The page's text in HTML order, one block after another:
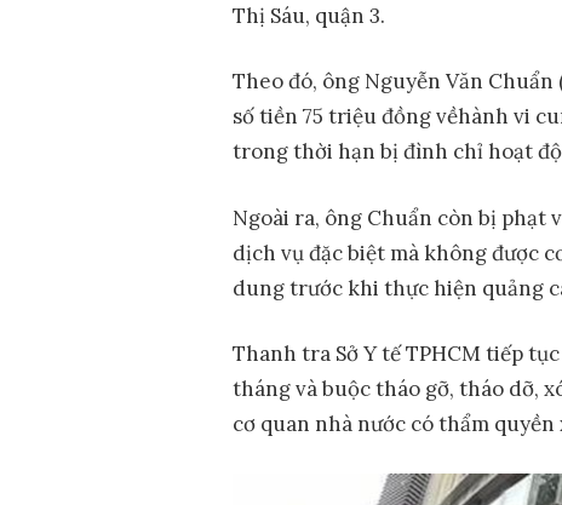
Thị Sáu, quận 3.
Theo đó, ông Nguyễn Văn
số tiền 75 triệu đồng vềhành vi
trong thời hạn bị đình chỉ hoạt
Ngoài ra, ông Chuẩn còn bị phạt
dịch vụ đặc biệt mà không được
dung trước khi thực hiện quảng
Thanh tra Sở Y tế TPHCM tiếp
tháng và buộc tháo gỡ, tháo dỡ,
cơ quan nhà nước có thẩm